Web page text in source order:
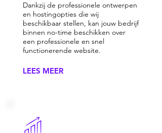
Dankzij de professionele ontwerpen
en hostingopties die wij
beschikbaar stellen, kan jouw bedrijf
binnen no-time beschikken over
een professionele en snel
functionerende website.
LEES MEER